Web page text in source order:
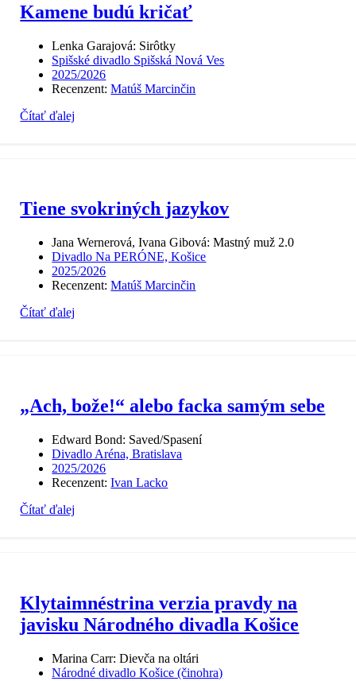
Kamene budú kričať
Lenka Garajová: Sirôtky
Spišské divadlo Spišská Nová Ves
2025/2026
Recenzent:Matúš Marcinčin
Čítať ďalej
Tiene svokriných jazykov
Jana Wernerová, Ivana Gibová: Mastný muž 2.0
Divadlo Na PERÓNE, Košice
2025/2026
Recenzent:Matúš Marcinčin
Čítať ďalej
„Ach, bože!“ alebo facka samým sebe
Edward Bond: Saved/Spasení
Divadlo Aréna, Bratislava
2025/2026
Recenzent:Ivan Lacko
Čítať ďalej
Klytaimnéstrina verzia pravdy na
javisku Národného divadla Košice
Marina Carr: Dievča na oltári
Národné divadlo Košice (činohra)